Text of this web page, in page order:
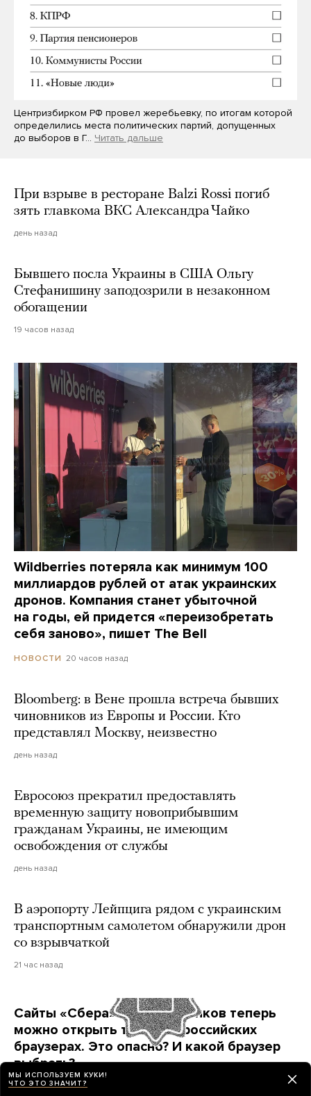
Центризбирком РФ провел жеребьевку, по итогам которой
определились места политических партий, допущенных
до выборов в Г… Читать дальше
При взрыве в ресторане Balzi Rossi погиб
зять главкома ВКС Александра Чайко
день назад
Бывшего посла Украины в США Ольгу
Стефанишину заподозрили в незаконном
обогащении
19 часов назад
Wildberries потеряла как минимум 100
миллиардов рублей от атак украинских
дронов. Компания станет убыточной
на годы, ей придется «переизобретать
себя заново», пишет The Bell
НОВОСТИ 20 часов назад
Bloomberg: в Вене прошла встреча бывших
чиновников из Европы и России. Кто
представлял Москву, неизвестно
день назад
Евросоюз прекратил предоставлять
временную защиту новоприбывшим
гражданам Украины, не имеющим
освобождения от службы
день назад
В аэропорту Лейпцига рядом с украинским
транспортным самолетом обнаружили дрон
со взрывчаткой
21 час назад
Сайты «Сбера» и других банков теперь
можно открыть только в российских
браузерах. Это опасно? И какой браузер
выбрать?
Короткая инструкция для тех, кто опасается
МЫ ИСПОЛЬЗУЕМ КУКИ!
ЧТО ЭТО ЗНАЧИТ?